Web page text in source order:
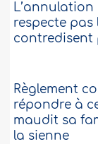
respecte
contredisent
Règlement
répondre à
maudit sa
la sienne